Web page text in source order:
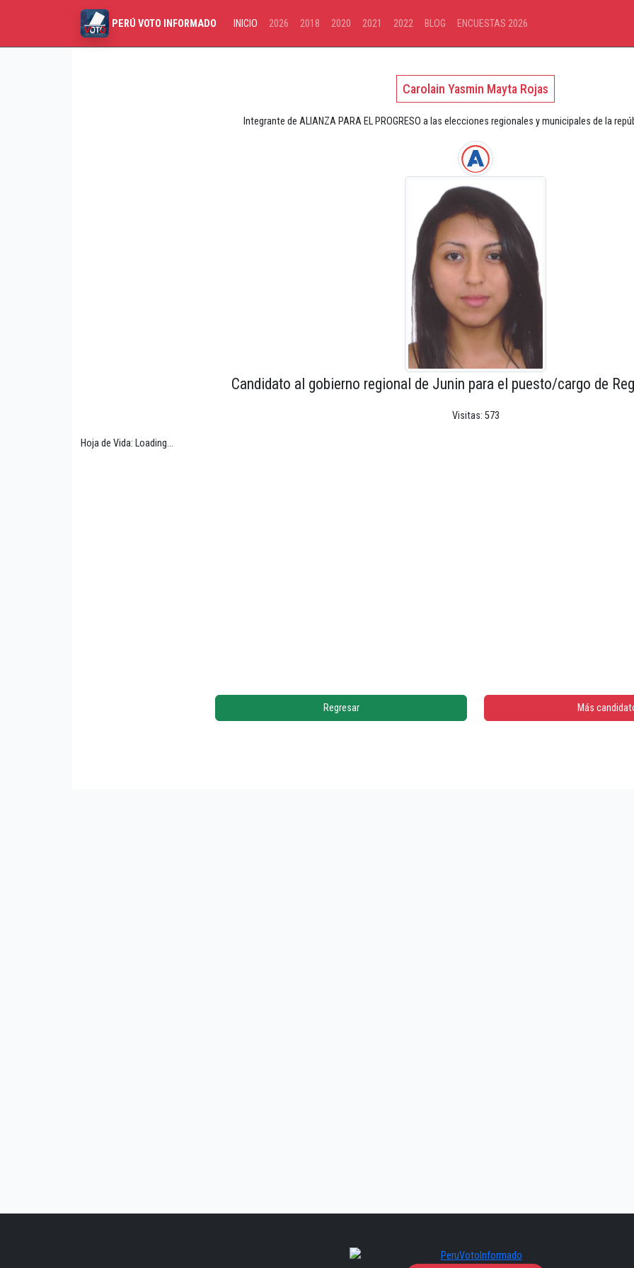
PERÚ VOTO INFORMADO INICIO 2026 2018 2020 2021 2022 BLOG ENCUESTAS 2026
Carolain Yasmin Mayta Rojas
Integrante de ALIANZA PARA EL PROGRESO a las elecciones regionales y municipales de la
Candidato al gobierno regional de Junin para el puesto/cargo de
Visitas: 573
Hoja de Vida: Loading...
Regresar Más